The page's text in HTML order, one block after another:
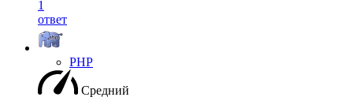
1
ответ
PHP
Средний